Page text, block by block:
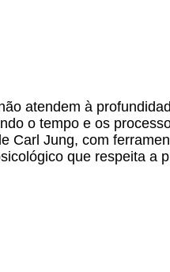
atendem à
o tempo e os
Carl Jung, com
que respeita a